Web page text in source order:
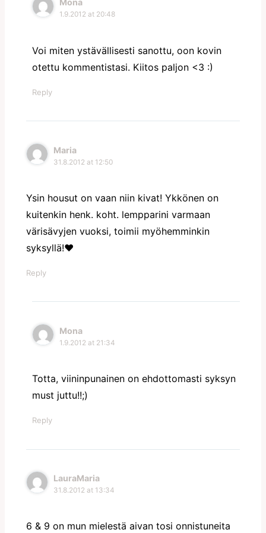
Mona
1.9.2012 at 20:48
Voi miten ystävällisesti sanottu, oon kovin
otettu kommentistasi. Kiitos paljon <3 :)
Reply
Maria
31.8.2012 at 12:50
Ysin housut on vaan niin kivat! Ykkönen on
kuitenkin henk. koht. lempparini varmaan
värisävyjen vuoksi, toimii myöhemminkin
syksyllä!♥
Reply
Mona
1.9.2012 at 21:34
Totta, viininpunainen on ehdottomasti syksyn
must juttu!!;)
Reply
LauraMaria
31.8.2012 at 13:34
6 & 9 on mun mielestä aivan tosi onnistuneita